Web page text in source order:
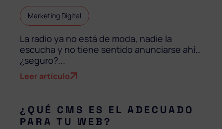
Marketing Digital
La radio ya no está de moda, nadie la
escucha y no tiene sentido anunciarse ahí…
¿seguro?...
Leer artículo
¿QUÉ CMS ES EL ADECUADO
PARA TU WEB?